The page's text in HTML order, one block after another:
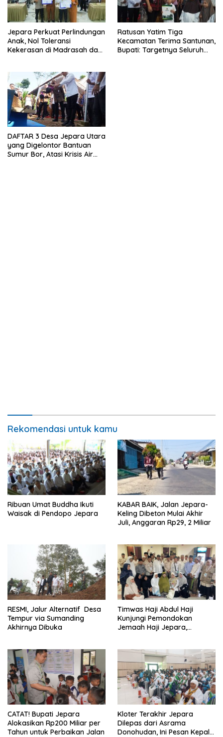
Jepara Perkuat Perlindungan
Anak, Nol Toleransi
Kekerasan di Madrasah dan
Ratusan Yatim Tiga
Kecamatan Terima Santunan,
Bupati: Targetnya Seluruh
DAFTAR 3 Desa Jepara Utara
yang Digelontor Bantuan
Sumur Bor, Atasi Krisis Air
Rekomendasi untuk kamu
Ribuan Umat Buddha Ikuti
Waisak di Pendopo Jepara
KABAR BAIK, Jalan Jepara-
Keling Dibeton Mulai Akhir
Juli, Anggaran Rp29, 2 Miliar
RESMI, Jalur Alternatif Desa
Tempur via Sumanding
Akhirnya Dibuka
Timwas Haji Abdul Haji
Kunjungi Pemondokan
Jemaah Haji Jepara,
CATAT! Bupati Jepara
Alokasikan Rp200 Miliar per
Tahun untuk Perbaikan Jalan
Kloter Terakhir Jepara
Dilepas dari Asrama
Donohudan, Ini Pesan Kepala